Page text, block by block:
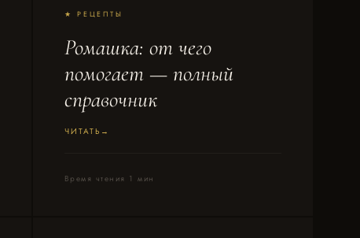
★ РЕЦЕПТЫ
Ромашка: от чего
помогает — полный
справочник
ЧИТАТЬ
Время чтения 1 мин